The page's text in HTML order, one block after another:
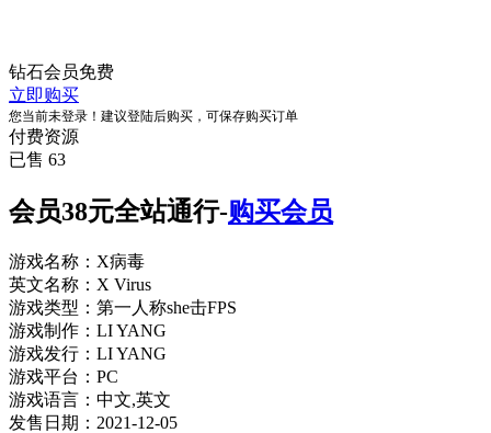
钻石会员免费
立即购买
您当前未登录！建议登陆后购买，可保存购买订单
付费资源
已售 63
会员38元全站通行-购买会员
游戏名称：X病毒
英文名称：X Virus
游戏类型：第一人称she击FPS
游戏制作：LI YANG
游戏发行：LI YANG
游戏平台：PC
游戏语言：中文,英文
发售日期：2021-12-05